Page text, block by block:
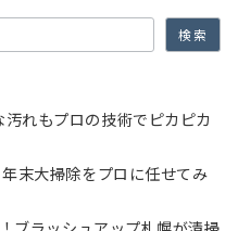
検索
汚れもプロの技術でピカピカ
末大掃除をプロに任せてみ